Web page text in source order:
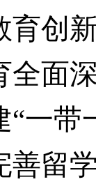
育创
全面
带
善留